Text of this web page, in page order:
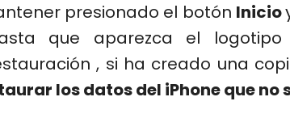
presionado el botón Inicio
que aparezca el
, si ha creado una
los datos del iPhone que no